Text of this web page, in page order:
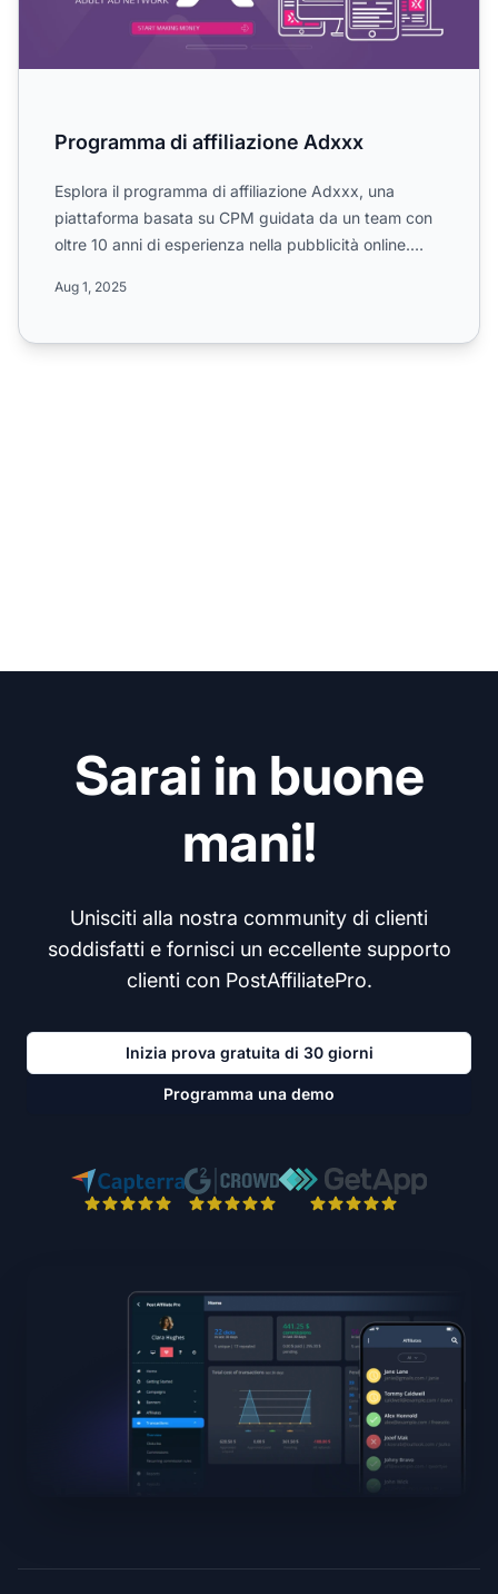
Programma di affiliazione Adxxx
Esplora il programma di affiliazione Adxxx, una
piattaforma basata su CPM guidata da un team con
oltre 10 anni di esperienza nella pubblicità online.
Aug 1, 2025
Sarai in buone
mani!
Unisciti alla nostra community di clienti
soddisfatti e fornisci un eccellente supporto
clienti con PostAffiliatePro.
Inizia prova gratuita di 30 giorni
Programma una demo